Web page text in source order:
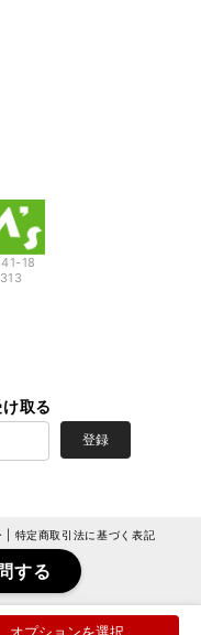
18
取る
登録
特定商取引法に基づく表記
する